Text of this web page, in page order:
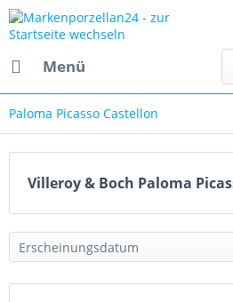
Menü
Paloma Picasso Castellon
Villeroy & Boch Paloma